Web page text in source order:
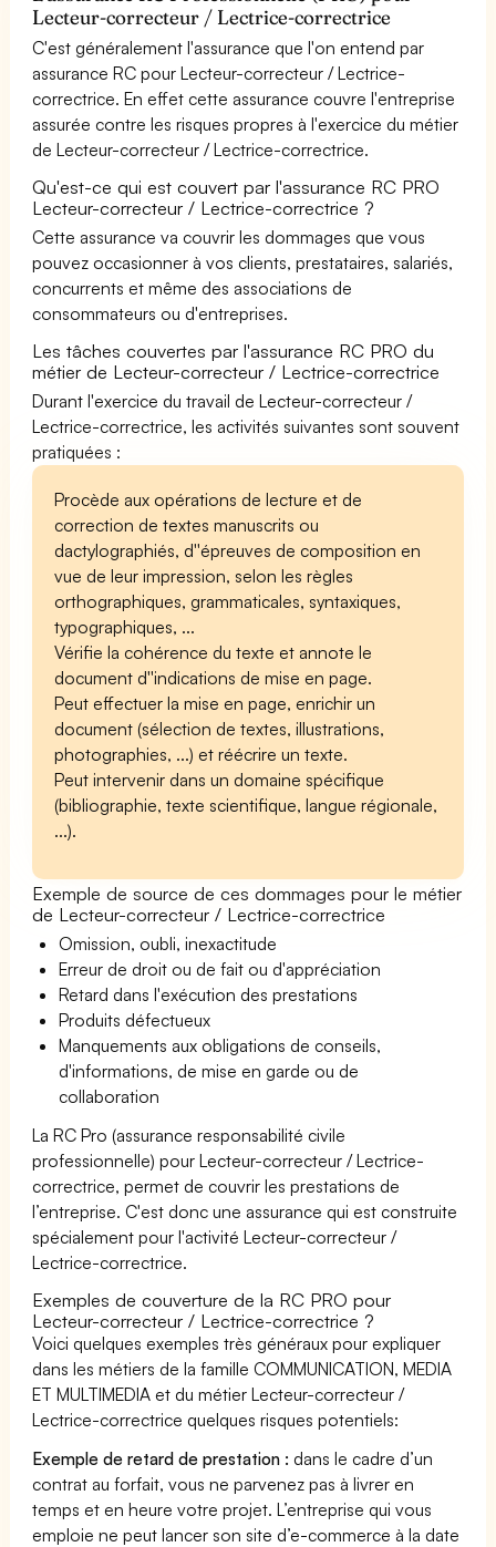
Lecteur-correcteur / Lectrice-correctrice
C'est généralement l'assurance que l'on entend par
assurance RC pour Lecteur-correcteur / Lectrice-
correctrice. En effet cette assurance couvre l'entreprise
assurée contre les risques propres à l'exercice du métier
de Lecteur-correcteur / Lectrice-correctrice.
Qu'est-ce qui est couvert par l'assurance RC PRO
Lecteur-correcteur / Lectrice-correctrice ?
Cette assurance va couvrir les dommages que vous
pouvez occasionner à vos clients, prestataires, salariés,
concurrents et même des associations de
consommateurs ou d'entreprises.
Les tâches couvertes par l'assurance RC PRO du
métier de Lecteur-correcteur / Lectrice-correctrice
Durant l'exercice du travail de Lecteur-correcteur /
Lectrice-correctrice, les activités suivantes sont souvent
pratiquées :
Procède aux opérations de lecture et de
correction de textes manuscrits ou
dactylographiés, d''épreuves de composition en
vue de leur impression, selon les règles
orthographiques, grammaticales, syntaxiques,
typographiques, ...
Vérifie la cohérence du texte et annote le
document d''indications de mise en page.
Peut effectuer la mise en page, enrichir un
document (sélection de textes, illustrations,
photographies, ...) et réécrire un texte.
Peut intervenir dans un domaine spécifique
(bibliographie, texte scientifique, langue régionale,
...).
Exemple de source de ces dommages pour le métier
de Lecteur-correcteur / Lectrice-correctrice
Omission, oubli, inexactitude
Erreur de droit ou de fait ou d'appréciation
Retard dans l'exécution des prestations
Produits défectueux
Manquements aux obligations de conseils,
d'informations, de mise en garde ou de
collaboration
La RC Pro (assurance responsabilité civile
professionnelle) pour Lecteur-correcteur / Lectrice-
correctrice, permet de couvrir les prestations de
l’entreprise. C'est donc une assurance qui est construite
spécialement pour l'activité Lecteur-correcteur /
Lectrice-correctrice.
Exemples de couverture de la RC PRO pour
Lecteur-correcteur / Lectrice-correctrice ?
Voici quelques exemples très généraux pour expliquer
dans les métiers de la famille COMMUNICATION, MEDIA
ET MULTIMEDIA et du métier Lecteur-correcteur /
Lectrice-correctrice quelques risques potentiels:
Exemple de retard de prestation : dans le cadre d’un
contrat au forfait, vous ne parvenez pas à livrer en
temps et en heure votre projet. L’entreprise qui vous
emploie ne peut lancer son site d’e-commerce à la date